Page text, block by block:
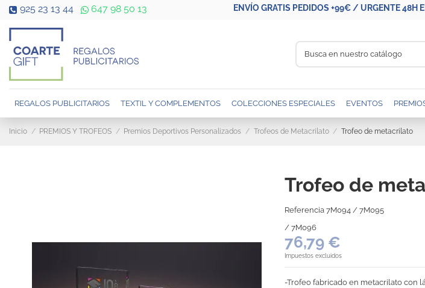
925 23 13 44 647 98 50 13 ENVÍO GRATIS PEDIDOS +99€ / URGENTE 48H
REGALOS PUBLICITARIOS TEXTIL Y COMPLEMENTOS COLECCIONES ESPECIALES EVENTOS
Inicio PREMIOS Y TROFEOS Premios Deportivos Personalizados Trofeos de Metacrilato Trofeo de metacrilato
Trofeo de
Referencia 7M094 / 7M095
/ 7M096
76,79 €
Impuestos excluidos
-Trofeo fabricado en metacrilato con